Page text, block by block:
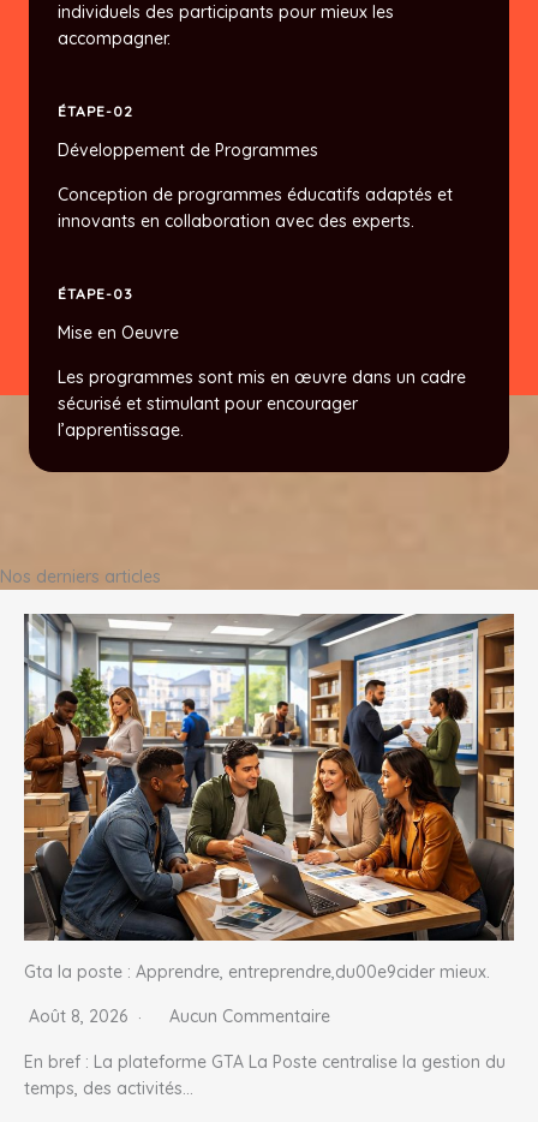
individuels des participants pour mieux les
accompagner.
ÉTAPE-02
Développement de Programmes
Conception de programmes éducatifs adaptés et
innovants en collaboration avec des experts.
ÉTAPE-03
Mise en Oeuvre
Les programmes sont mis en œuvre dans un cadre
sécurisé et stimulant pour encourager
l’apprentissage.
Nos derniers articles
Gta la poste : Apprendre, entreprendre,du00e9cider mieux.
Août 8, 2026 Aucun Commentaire
En bref : La plateforme GTA La Poste centralise la gestion du
temps, des activités…